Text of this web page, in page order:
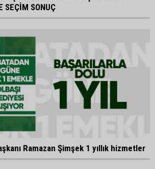
SEÇİM SONUÇ
Ramazan Şimşek 1 yıllık hizmetler